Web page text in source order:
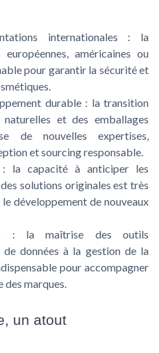
internationales : la
américaines ou
pour garantir la sécurité et
durable: la transition
et des emballages
de nouvelles expertises,
et sourcing responsable.
: la capacité à anticiper les
solutions originales est très
développement de nouveaux
: la maîtrise des outils
de données à la gestion de la
pour accompagner
marques.
un atout